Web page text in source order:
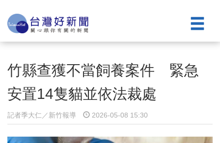
竹縣查獲不當飼養案件 緊急
安置14隻貓並依法裁處
記者季大仁／新竹報導 2026-05-08 15:30